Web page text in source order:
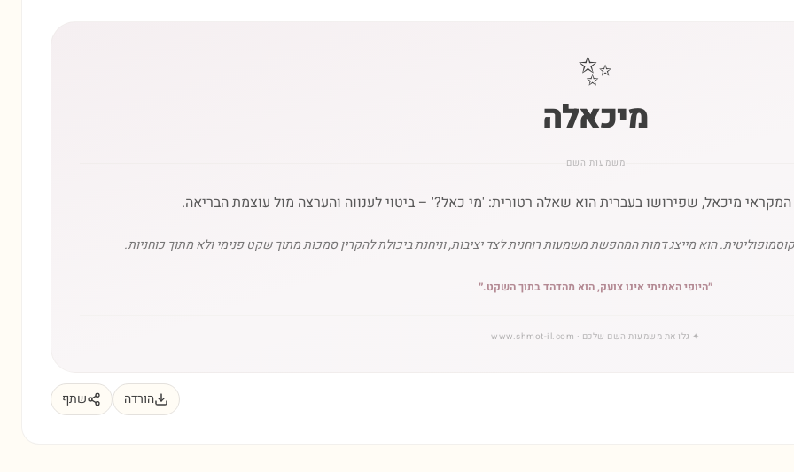
✨
מיכאלה
משמעות השם
מיכאל, שפירושו בעברית הוא שאלה רטורית: 'מי כאל?' – ביטוי לענווה והערצה מול עוצמת הבריאה.
הוא מייצג דמות המחפשת משמעות רוחנית לצד יציבות, וניחנת ביכולת להקרין סמכות מתוך שקט פנימי ולא מתוך כוחניות.
״היופי האמיתי אינו צועק, הוא מהדהד בתוך השקט.״
✦ גלו את משמעות השם שלכם · www.shmot-il.com
הורדה שתף